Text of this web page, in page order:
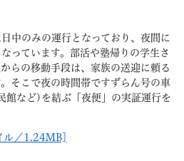
中のみの運行となっており、夜間に
っています。部活や塾帰りの学生さ
らの移動手段は、家族の送迎に頼る
そこで夜の時間帯ですずらん号の車
館など)を結ぶ「夜便」の実証運行を
ル／1.24MB]